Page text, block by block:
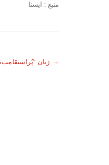
منبع : ایسنا
ناوبری
زنان →